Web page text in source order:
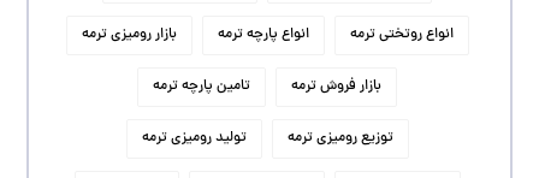
انواع روتختی ترمه انواع پارچه ترمه بازار رومیزی ترمه
بازار فروش ترمه تامین پارچه ترمه
توزیع رومیزی ترمه تولید رومیزی ترمه